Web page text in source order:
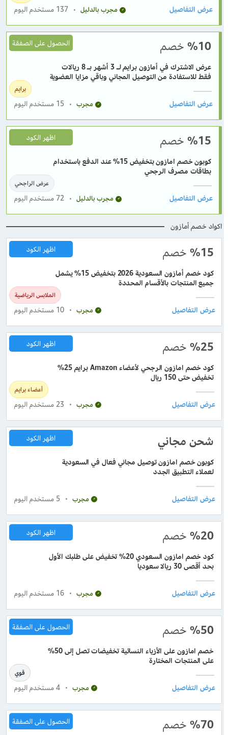
مجرب بالدليل 137 مستخدم اليوم
%10 خصم
برايم
عرض الاشترك في أمازون برايم لـ 3 أشهر بـ 8 ريالات
فقط للاستفادة من التوصيل المجاني وباقي مزايا العضوية
الحصول على الصفقة
مجرب 15 مستخدم اليوم
%15 خصم
عرض الراجحي
كوبون خصم امازون بتخفيض 15% عند الدفع باستخدام
بطاقات مصرف الرجحي
اظهر الكود
مجرب بالدليل 72مستخدم اليوم
اكواد خصم أمازون
%15 خصم
الملابس الرياضية
كود خصم أمازون السعودية 2026 بتخفيض 15% يشمل
جميع المنتجات بالأقسام المحددة
اظهر الكود
مجرب 10 مستخدم اليوم
%25 خصم
أعضاء برايم
كود خصم امازون الرجحي لأعضاء Amazon برايم 25%
تخفيض حتى 150 ريال
اظهر الكود
مجرب 23 مستخدم اليوم
شحن مجاني
كوبون خصم امازون توصيل مجاني فعال في السعودية
لعملاء التطبيق الجدد
اظهر الكود
مجرب 5 مستخدم اليوم
%20 خصم
كود خصم امازون السعودي 20% تخفيض على طلبك الأول
بحد أقصى 30 ريالا سعوديا
اظهر الكود
مجرب 16 مستخدم اليوم
%50 خصم
قوي
خصم امازون على الأزياء النسائية تخفيضات تصل إلى 50%
على المنتجات المختارة
الحصول على الصفقة
مجرب 4مستخدم اليوم
%70 خصم الحصول على الصفقة